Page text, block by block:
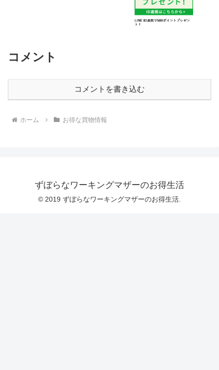
コメント
コメントを書き込む
ホーム お得な買物情報
ずぼらなワーキングマザーのお得生活
© 2019 ずぼらなワーキングマザーのお得生活.